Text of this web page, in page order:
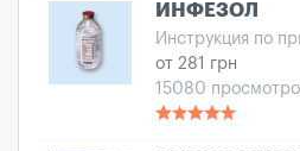
ИНФЕЗОЛ
Инструкция по
от 281 грн
15080